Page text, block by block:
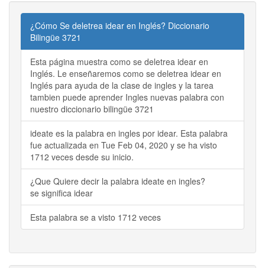
¿Cómo Se deletrea idear en Inglés? Diccionario
Bilingüe 3721
Esta página muestra como se deletrea idear en
Inglés. Le enseñaremos como se deletrea idear en
Inglés para ayuda de la clase de ingles y la tarea
tambien puede aprender Ingles nuevas palabra con
nuestro diccionario bilingüe 3721
ideate es la palabra en ingles por idear. Esta palabra
fue actualizada en Tue Feb 04, 2020 y se ha visto
1712 veces desde su inicio.
¿Que Quiere decir la palabra ideate en ingles?
se significa idear
Esta palabra se a visto 1712 veces